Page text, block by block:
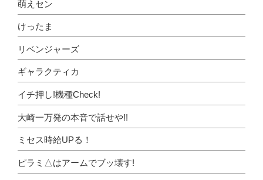
萌えセン
けったま
リベンジャーズ
ギャラクティカ
イチ押し!機種Check!
大崎一万発の本音で話せや!!
ミセス時給UPる！
ピラミ△はアームでブッ壊す!